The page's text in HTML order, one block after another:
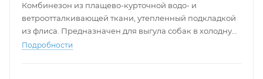
Комбинезон из плащево-курточной водо- и
ветроотталкивающей ткани, утепленный подкладкой
из флиса. Предназначен для выгула собак в холодную
и морозную погоду.
Подробности